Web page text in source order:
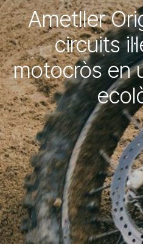
Ametller
circuits
motocròs en